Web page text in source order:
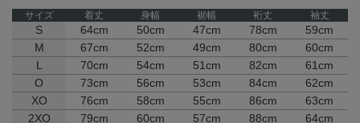
サイズ 着丈 身幅 裾幅 裄丈 袖丈
S 64cm 50cm 47cm 78cm
59cm
M
67cm 52cm 49cm 80cm
60cm
L
70cm 54cm 51cm 82cm
61cm
O
73cm 56cm 53cm 84cm
62cm
XO
76cm 58cm 55cm 86cm
63cm
2XO
79cm 60cm 57cm 88cm
64cm